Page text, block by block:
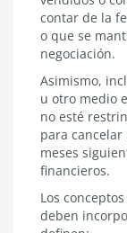
contar de la
o que se
negociación.
Asimismo,
u otro medio
no esté
para
meses
financieros.
Los
deben